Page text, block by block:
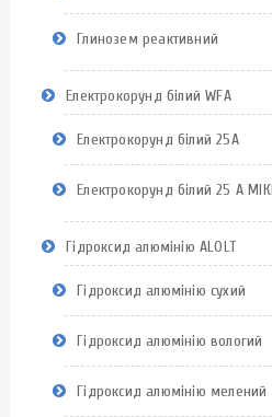
Глинозем реактивний
Електрокорунд білий WFA
Eлектрокорунд білий 25А
Електрокорунд білий 25 А
Гідроксид алюмінію ALOLT
Гідроксид алюмінію сухий
Гідроксид алюмінію вологий
Гідроксид алюмінію мелений